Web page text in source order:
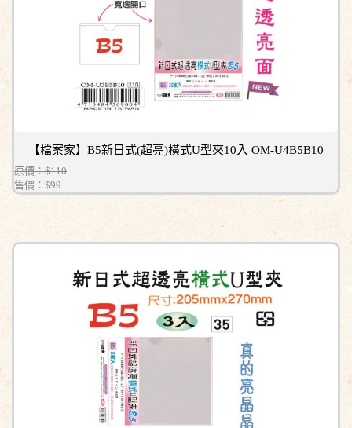
【檔案家】B5新日式(超亮)橫式U型夾10入 OM-U4B5B10
原價：$110
售價： $99